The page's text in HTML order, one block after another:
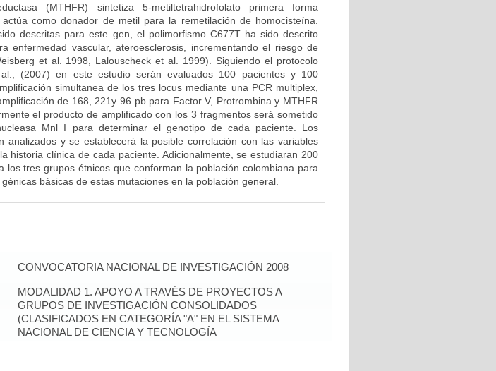
(MTHFR) sintetiza 5-metiltetrahidrofolato primera forma
como donador de metil para la remetilación de homocisteína.
descritas para este gen, el polimorfismo C677T ha sido descrito
enfermedad vascular, ateroesclerosis, incrementando el riesgo de
et al. 1998, Lalouscheck et al. 1999). Siguiendo el protocolo
(2007) en este estudio serán evaluados 100 pacientes y 100
simultanea de los tres locus mediante una PCR multiplex,
de 168, 221y 96 pb para Factor V, Protrombina y MTHFR
el producto de amplificado con los 3 fragmentos será sometido
Mnl I para determinar el genotipo de cada paciente. Los
analizados y se establecerá la posible correlación con las variables
historia clínica de cada paciente. Adicionalmente, se estudiaran 200
los tres grupos étnicos que conforman la población colombiana para
básicas de estas mutaciones en la población general.
CONVOCATORIA NACIONAL DE INVESTIGACIÓN 2008
MODALIDAD 1. APOYO A TRAVÉS DE PROYECTOS A
GRUPOS DE INVESTIGACIÓN CONSOLIDADOS
(CLASIFICADOS EN CATEGORÍA "A" EN EL SISTEMA
NACIONAL DE CIENCIA Y TECNOLOGÍA